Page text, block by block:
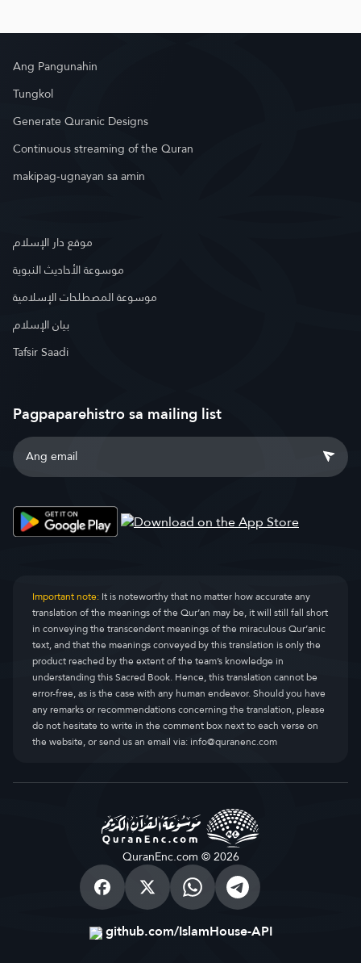
Ang Pangunahin
Tungkol
Generate Quranic Designs
Continuous streaming of the Quran
makipag-ugnayan sa amin
موقع دار الإسلام
موسوعة الأحاديث النبوية
موسوعة المصطلحات الإسلامية
بيان الإسلام
Tafsir Saadi
Pagpaparehistro sa mailing list
Important note:It is noteworthy that no matter how accurate any
translation of the meanings of the Qur’an may be, it will still fall short
in conveying the transcendent meanings of the miraculous Qur’anic
text, and that the meanings conveyed by this translation is only the
product reached by the extent of the team’s knowledge in
understanding this Sacred Book. Hence, this translation cannot be
error-free, as is the case with any human endeavor. Should you have
any remarks or recommendations concerning the translation, please
do not hesitate to write in the comment box next to each verse on
the website, or send us an email via:info@quranenc.com
QuranEnc.com © 2026
github.com/IslamHouse-API